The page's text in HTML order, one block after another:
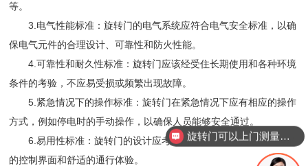
等。
3.电气性能标准：旋转门的电气系统应符合电气安全标准，以确
保电气元件的合理设计、可靠性和防火性能。
4.可靠性和耐久性标准：旋转门应该经受住长期使用和各种环境
条件的考验，不应易受损或频繁出现故障。
5.紧急情况下的操作标准：旋转门在紧急情况下应有相应的操作
方式，例如停电时的手动操作，以确保人员能够安全通过。
6.易用性标准：旋转门的设计应考虑用户友好性，包括易于理解
的控制界面和舒适的通行体验。
旋转门可以上门测量安装吗？